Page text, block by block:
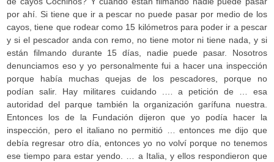
por ahí. Si tiene que ir a pescar no puede pasar por medio de los
cayos, tiene que rodear como 15 kilómetros para poder ir a pescar
y si el pescador anda con remo, no tiene motor ni tiene nada, y si
están filmando durante 15 días, nadie puede pasar. Nosotros
denunciamos eso y yo personalmente fui a hacer una inspección
porque había muchas quejas de los pescadores, porque no
podían salir. Hay militares cuidando .… a petición de … esa
autoridad del parque también la organización garífuna nuestra.
Entonces los de la Fundación dijeron que yo podía hacer la
inspección, pero el italiano no permitió … entonces me dijo que
debía regresar otro día, entonces yo no volví porque no tenemos
ese tiempo para estar yendo. … a Italia, y ellos respondieron que